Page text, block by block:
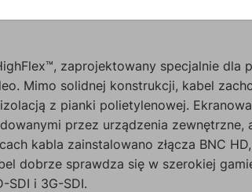
zaprojektowany specjalnie dla
Mimo solidnej konstrukcji, kabel
z pianki polietylenowej.
przez urządzenia
kabla zainstalowano złącza BNC
dobrze sprawdza się w szerokiej
SDI i 3G-SDI.